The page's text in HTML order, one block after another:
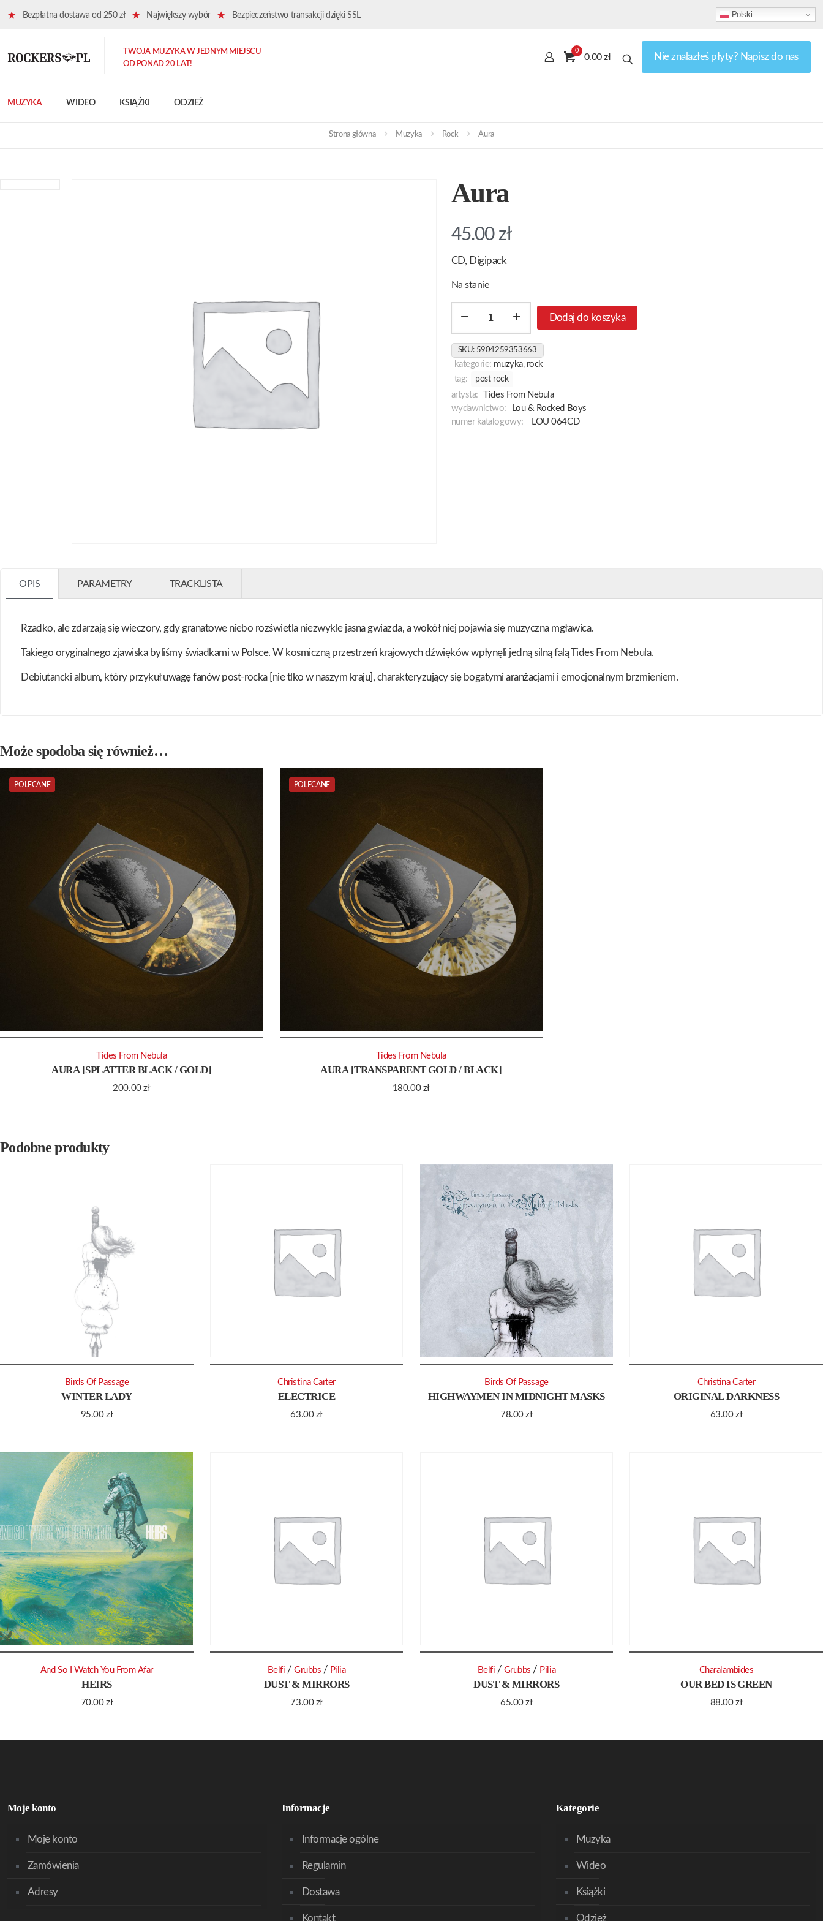
Bezpłatna dostawa od 250 zł Największy wybór Bezpieczeństwo transakcji dzięki SSL Polski
MUZYKA WIDEO KSIĄŻKI ODZIEŻ
TWOJA MUZYKA W JEDNYM MIEJSCU
OD PONAD 20 LAT!
0
0.00 zł Nie znalazłeś płyty? Napisz do nas
Strona główna Muzyka Rock Aura
Aura
45.00 zł
CD, Digipack
Na stanie
Dodaj do koszyka
SKU: 5904259353663
kategorie: muzyka, rock
tag:
post rock
artysta:
Tides From Nebula
wydawnictwo:
Lou & Rocked Boys
numer katalogowy:
LOU 064CD
OPIS PARAMETRY TRACKLISTA
Rzadko, ale zdarzają się wieczory, gdy granatowe niebo rozświetla niezwykle jasna gwiazda, a wokół niej pojawia się muzyczna mgławica.
Takiego oryginalnego zjawiska byliśmy świadkami w Polsce. W kosmiczną przestrzeń krajowych dźwięków wpłynęli jedną silną falą Tides From Nebula.
Debiutancki album, który przykuł uwagę fanów post-rocka [nie tlko w naszym kraju], charakteryzujący się bogatymi aranżacjami i emocjonalnym brzmieniem.
Może spodoba się również…
POLECANE
AURA [SPLATTER BLACK / GOLD]
200.00zł
Tides From Nebula
POLECANE
AURA [TRANSPARENT GOLD / BLACK]
180.00 zł
Tides From Nebula
Podobne produkty
WINTER LADY
95.00zł
Birds Of Passage
ELECTRICE
63.00 zł
Christina Carter
HIGHWAYMEN IN MIDNIGHT MASKS
78.00zł
Birds Of Passage
ORIGINAL DARKNESS
63.00zł
Christina Carter
HEIRS
70.00zł
And So I Watch You From Afar
DUST & MIRRORS
73.00 zł
Belfi / Grubbs / Pilia
DUST & MIRRORS
65.00zł
Belfi / Grubbs / Pilia
OUR BED IS GREEN
88.00zł
Charalambides
Moje konto
Moje konto
Zamówienia
Adresy
Informacje
Informacje ogólne
Regulamin
Dostawa
Kontakt
Kategorie
Muzyka
Wideo
Książki
Odzież